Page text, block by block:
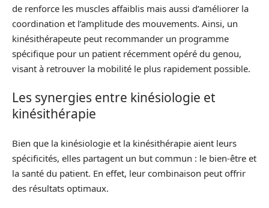
de renforce les muscles affaiblis mais aussi d’améliorer la
coordination et l’amplitude des mouvements. Ainsi, un
kinésithérapeute peut recommander un programme
spécifique pour un patient récemment opéré du genou,
visant à retrouver la mobilité le plus rapidement possible.
Les synergies entre kinésiologie et
kinésithérapie
Bien que la kinésiologie et la kinésithérapie aient leurs
spécificités, elles partagent un but commun : le bien-être et
la santé du patient. En effet, leur combinaison peut offrir
des résultats optimaux.